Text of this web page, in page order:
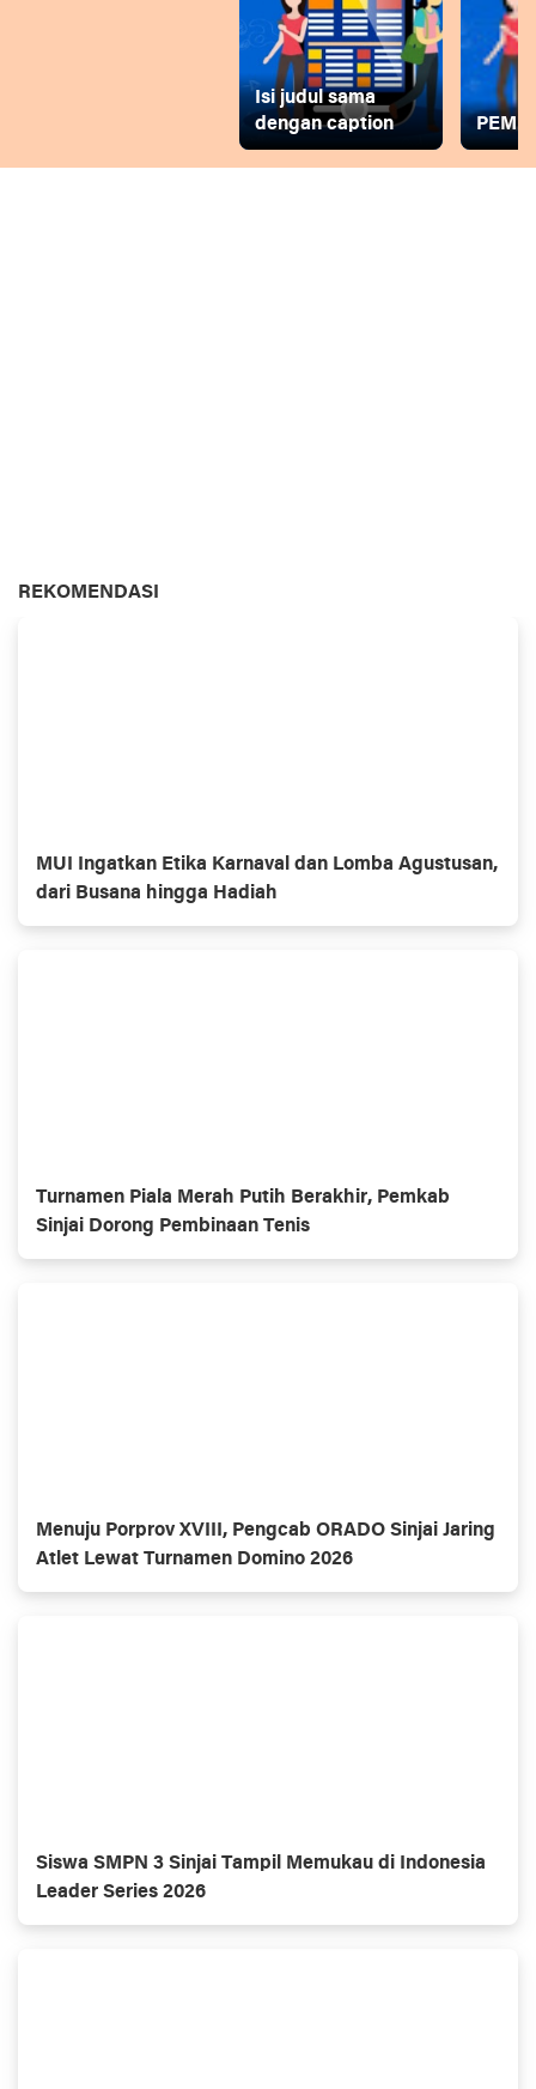
Isi judul sama
dengan caption
REKOMENDASI
MUI Ingatkan Etika Karnaval dan Lomba Agustusan,
dari Busana hingga Hadiah
Turnamen Piala Merah Putih Berakhir, Pemkab
Sinjai Dorong Pembinaan Tenis
Menuju Porprov XVIII, Pengcab ORADO Sinjai Jaring
Atlet Lewat Turnamen Domino 2026
Siswa SMPN 3 Sinjai Tampil Memukau di Indonesia
Leader Series 2026